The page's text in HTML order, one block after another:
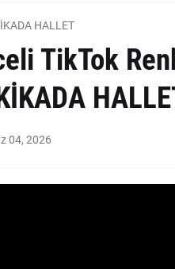
HALLET
TikTok
04, 2026